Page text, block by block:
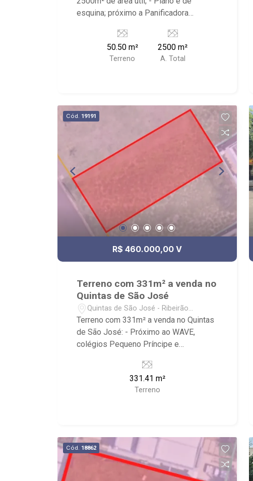
esquina; próximo a Panificadora
Embarium, V15 Sports, Parque das
Gaivotas - Ribeirão Imóveis, referência
em venda, compra e locação. - Sinta-se
rápidos e eficientes; - análise criteriosa
de documentação; - com foco: Zona Sul,
Zona Leste, Centro e Bonfim Paulista; -
para Venda, Compra e Locação,
imobiliária é Ribeirão Imóveis - sede na
Av. Professor João Fiusa;
50.50 m²
Terreno
2500 m²
A. Total
Cód. 19191
R$ 460.000,00 V
Terreno com 331m² a venda no
Quintas de São José
Quintas de São José - Ribeirão
Preto/SP
Terreno com 331m² a venda no Quintas
de São José: - Próximo ao WAVE,
colégios Pequeno Príncipe e
farmácia; - Condomínio com portaria
331.41 m²
Terreno
Cód. 18862